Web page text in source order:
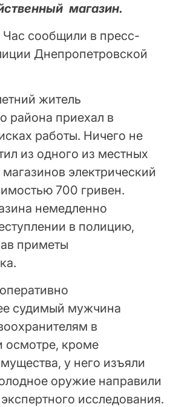
магазин.
сообщили в пресс-
Днепропетровской
житель
района приехал в
работы. Ничего не
из одного из местных
электрический
700 гривен.
немедленно
в полицию,
приметы
судимый мужчина
в
осмотре, кроме
у него изъяли
оружие направили
исследования.